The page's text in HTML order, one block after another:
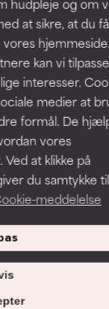
at sikre, at du
hjemmeside.
kan vi tilpasse
interesser.
medier at
formål. De
vores
at klikke på
du samtykke til
meddelelse
effektiv.
Retinoider
Du har måske
retinoid.
blevet hyldet
aging, fordi det
forbedrer
fasthed.
Retinoider er
Det betyder, at
til hudcellerne
om de var
celler,
huden med at
Peptider